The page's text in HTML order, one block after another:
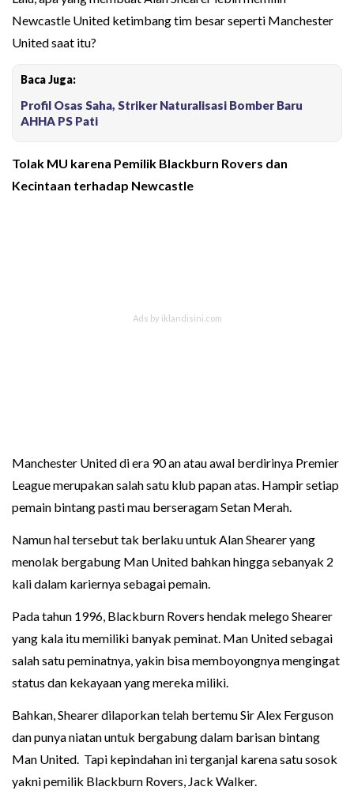
Newcastle United ketimbang tim besar seperti Manchester
United saat itu?
Baca Juga:
Profil Osas Saha, Striker Naturalisasi Bomber Baru
AHHA PS Pati
Tolak MU karena Pemilik Blackburn Rovers dan
Kecintaan terhadap Newcastle
Manchester United di era 90 an atau awal berdirinya Premier
League merupakan salah satu klub papan atas. Hampir setiap
pemain bintang pasti mau berseragam Setan Merah.
Namun hal tersebut tak berlaku untuk Alan Shearer yang
menolak bergabung Man United bahkan hingga sebanyak 2
kali dalam kariernya sebagai pemain.
Pada tahun 1996, Blackburn Rovers hendak melego Shearer
yang kala itu memiliki banyak peminat. Man United sebagai
salah satu peminatnya, yakin bisa memboyongnya mengingat
status dan kekayaan yang mereka miliki.
Bahkan, Shearer dilaporkan telah bertemu Sir Alex Ferguson
dan punya niatan untuk bergabung dalam barisan bintang
Man United. Tapi kepindahan ini terganjal karena satu sosok
yakni pemilik Blackburn Rovers, Jack Walker.